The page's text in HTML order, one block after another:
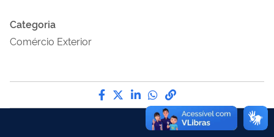
Categoria
Comércio Exterior
Compartilhe por Facebook
Compartilhe por Twitter
Compartilhe por
Compartilhe por
link para Copiar